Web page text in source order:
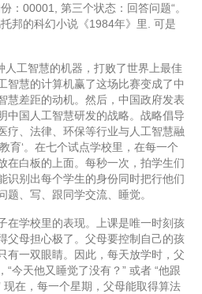
：00001, 第三个状态：回答问题“。
邦的科幻小说《1984年》里. 可是
人工智慧的机器，打败了世界上最佳
智慧的计算机赢了这场比赛变成了中
慧差距的动机。然后，中国政府发表
中国人工智慧研发的战略。战略倡导
疗、法律、环保等行业与人工智慧融
育‘。在七个试点学校里，在每一个
在白板的上面。每秒一次，拍学生们
识别出每个学生的身份同时把行他们
、写、跟同学交流、睡觉。
在学校里的表现。上课是唯一时刻孩
父母担心极了。父母要控制自己的孩
有一双眼睛。因此，每天放学时，父
今天他又睡觉了没有？” 或者 “他跟
在，每一个星期，父母能取得算法